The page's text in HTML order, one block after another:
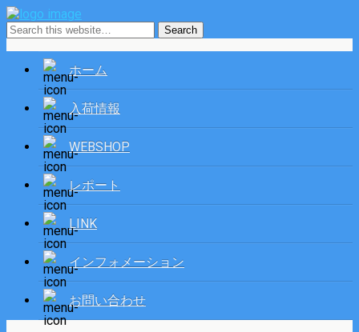
ホーム
入荷情報
WEBSHOP
レポート
LINK
インフォメーション
お問い合わせ